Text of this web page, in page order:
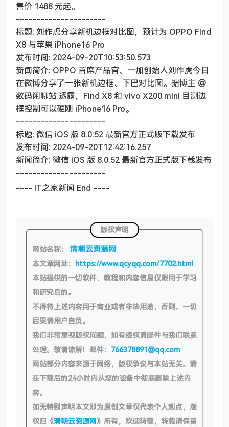
售价 1488 元起。
----------------------
标题: 刘作虎分享新机边框对比图，预计为 OPPO Find
X8 与苹果 iPhone16 Pro
发布时间: 2024-09-20T10:53:50.573
新闻简介: OPPO 首席产品官、一加创始人刘作虎今日
在微博分享了一张新机边框、下巴对比图。据博主 @
数码闲聊站 透露，Find X8 和 vivo X200 mini 目测边
框控制可以硬刚 iPhone16 Pro。
----------------------
标题: 微信 iOS 版 8.0.52 最新官方正式版下载发布
发布时间: 2024-09-20T12:42:16.257
新闻简介: 微信 iOS 版 8.0.52 最新官方正式版下载发布
----------------------
---- IT之家新闻 End ----
版权声明
网站名称： 清朝云资源网
本文章网址： https://www.qcyqq.com/7702.html
本站提供的一切软件、教程和内容信息仅限用于学习
和研究目的。
不得将上述内容用于商业或者非法用途，否则，一切
后果请用户自负。
我们非常重视版权问题，如有侵权请邮件与我们联系
处理。敬请谅解！邮件： 766378891@qq.com
网站部分内容来源于网络，版权争议与本站无关。请
在下载后的24小时内从您的设备中彻底删除上述内
容。
如无特别声明本文即为原创文章仅代表个人观点，版
权归《清朝云资源网》所有，欢迎转载，转载请保留